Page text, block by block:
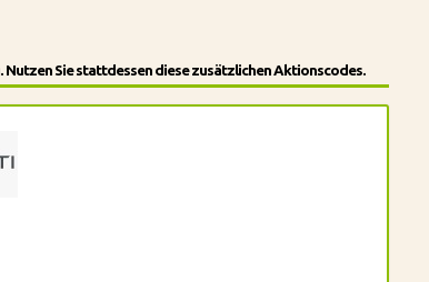
Sie stattdessen diese zusätzlichen Aktionscodes.